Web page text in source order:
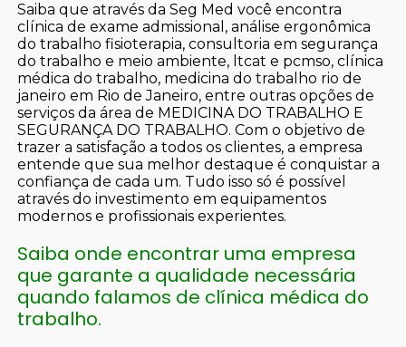
Saiba que através da Seg Med você encontra
clínica de exame admissional, análise ergonômica
do trabalho fisioterapia, consultoria em segurança
do trabalho e meio ambiente, ltcat e pcmso, clínica
médica do trabalho, medicina do trabalho rio de
janeiro em Rio de Janeiro, entre outras opções de
serviços da área de MEDICINA DO TRABALHO E
SEGURANÇA DO TRABALHO. Com o objetivo de
trazer a satisfação a todos os clientes, a empresa
entende que sua melhor destaque é conquistar a
confiança de cada um. Tudo isso só é possível
através do investimento em equipamentos
modernos e profissionais experientes.
Saiba onde encontrar uma empresa
que garante a qualidade necessária
quando falamos de clínica médica do
trabalho.